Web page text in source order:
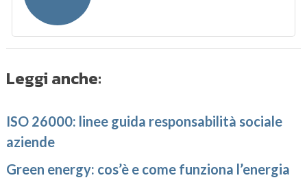
Leggi anche:
ISO 26000: linee guida responsabilità sociale
aziende
Green energy: cos’è e come funziona l’energia